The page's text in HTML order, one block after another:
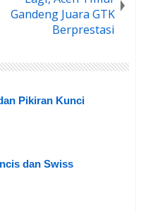
Gandeng Juara GTK
Berprestasi
Pikiran Kunci
dan Swiss